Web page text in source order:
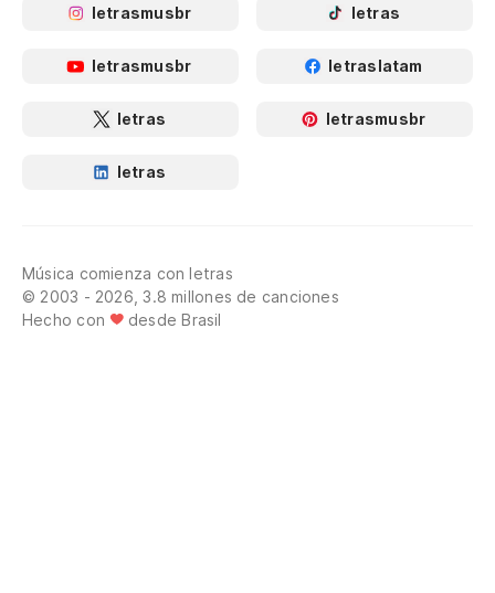
letrasmusbr letras
letrasmusbr letraslatam
letras letrasmusbr
letras
Música comienza con letras
© 2003 - 2026, 3.8 millones de canciones
Hecho con
desde Brasil